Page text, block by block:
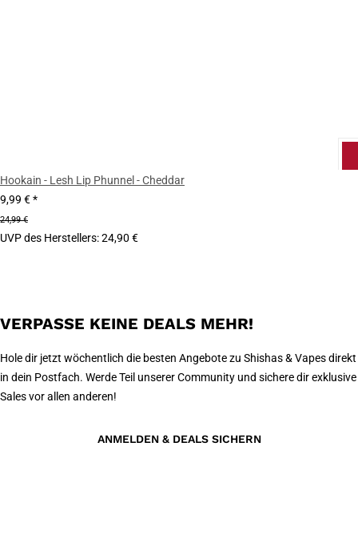
Hookain - Lesh Lip Phunnel - Cheddar
9,99 €*
24,99 €
UVP des Herstellers:24,90 €
VERPASSE KEINE DEALS MEHR!
Hole dir jetzt wöchentlich die besten Angebote zu Shishas & Vapes direkt
in dein Postfach. Werde Teil unserer Community und sichere dir exklusive
Sales vor allen anderen!
ANMELDEN & DEALS SICHERN